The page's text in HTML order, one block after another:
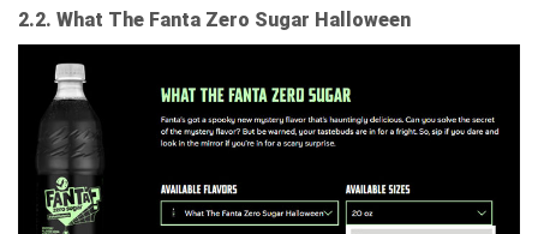
2.2. What The Fanta Zero Sugar Halloween